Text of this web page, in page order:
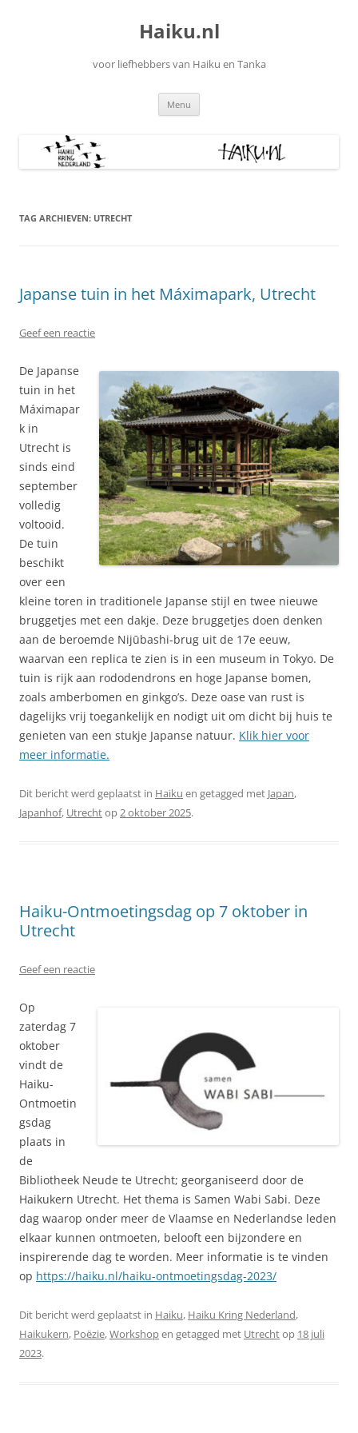
Haiku.nl
voor liefhebbers van Haiku en Tanka
Menu
TAG ARCHIEVEN: UTRECHT
Japanse tuin in het Máximapark, Utrecht
Geef een reactie
De Japanse
tuin in het
Máximapar
k in
Utrecht is
sinds eind
september
volledig
voltooid.
De tuin
beschikt
over een
kleine toren in traditionele Japanse stijl en twee nieuwe
bruggetjes met een dakje. Deze bruggetjes doen denken
aan de beroemde Nijūbashi-brug uit de 17e eeuw,
waarvan een replica te zien is in een museum in Tokyo. De
tuin is rijk aan rododendrons en hoge Japanse bomen,
zoals amberbomen en ginkgo’s. Deze oase van rust is
dagelijks vrij toegankelijk en nodigt uit om dicht bij huis te
genieten van een stukje Japanse natuur. Klik hier voor
meer informatie.
Dit bericht werd geplaatst in Haiku en getagged met Japan,
Japanhof, Utrechtop2 oktober 2025.
Haiku-Ontmoetingsdag op 7 oktober in
Utrecht
Geef een reactie
Op
zaterdag 7
oktober
vindt de
Haiku-
Ontmoetin
gsdag
plaats in
de
Bibliotheek Neude te Utrecht; georganiseerd door de
Haikukern Utrecht. Het thema is Samen Wabi Sabi. Deze
dag waarop onder meer de Vlaamse en Nederlandse leden
elkaar kunnen ontmoeten, belooft een bijzondere en
inspirerende dag te worden. Meer informatie is te vinden
op https://haiku.nl/haiku-ontmoetingsdag-2023/
Dit bericht werd geplaatst in Haiku, Haiku Kring Nederland,
Haikukern, Poëzie,Workshopen getagged met Utrechtop 18 juli
2023.